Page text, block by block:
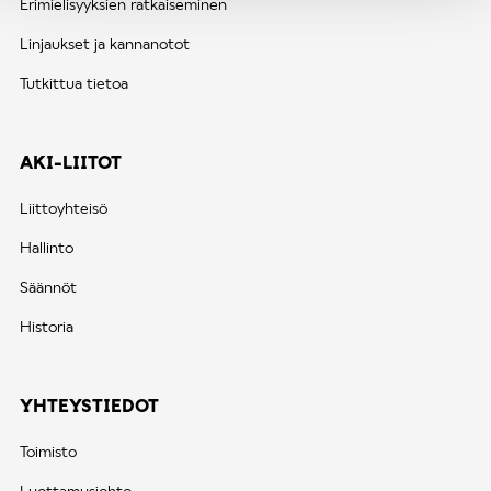
Erimielisyyksien ratkaiseminen
Linjaukset ja kannanotot
Tutkittua tietoa
AKI-LIITOT
Liittoyhteisö
Hallinto
Säännöt
Historia
YHTEYSTIEDOT
Toimisto